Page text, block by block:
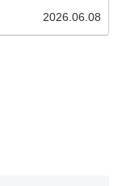
2026.06.08